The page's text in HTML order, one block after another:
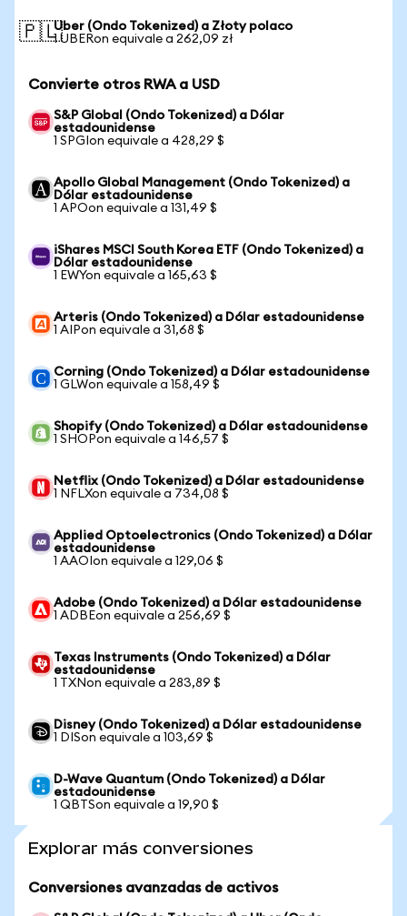
🇵🇱Uber (Ondo Tokenized) a Złoty polaco
1 UBERon equivale a 262,09 zł
Convierte otros RWA a USD
S&P Global (Ondo Tokenized) a Dólar
estadounidense
1 SPGIon equivale a 428,29 $
Apollo Global Management (Ondo Tokenized) a
Dólar estadounidense
1 APOon equivale a 131,49 $
iShares MSCI South Korea ETF (Ondo Tokenized) a
Dólar estadounidense
1 EWYon equivale a 165,63 $
Arteris (Ondo Tokenized) a Dólar estadounidense
1 AIPon equivale a 31,68 $
Corning (Ondo Tokenized) a Dólar estadounidense
1 GLWon equivale a 158,49 $
Shopify (Ondo Tokenized) a Dólar estadounidense
1 SHOPon equivale a 146,57 $
Netflix (Ondo Tokenized) a Dólar estadounidense
1 NFLXon equivale a 734,08 $
Applied Optoelectronics (Ondo Tokenized) a Dólar
estadounidense
1 AAOIon equivale a 129,06 $
Adobe (Ondo Tokenized) a Dólar estadounidense
1 ADBEon equivale a 256,69 $
Texas Instruments (Ondo Tokenized) a Dólar
estadounidense
1 TXNon equivale a 283,89 $
Disney (Ondo Tokenized) a Dólar estadounidense
1 DISon equivale a 103,69 $
D-Wave Quantum (Ondo Tokenized) a Dólar
estadounidense
1 QBTSon equivale a 19,90 $
Explorar más conversiones
Conversiones avanzadas de activos